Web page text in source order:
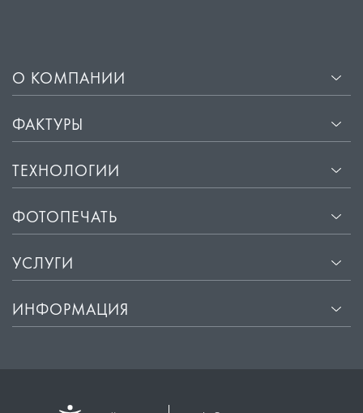
О КОМПАНИИ
ФАКТУРЫ
ТЕХНОЛОГИИ
ФОТОПЕЧАТЬ
УСЛУГИ
ИНФОРМАЦИЯ